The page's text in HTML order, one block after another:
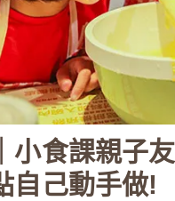
小食課親子
自己動手做!